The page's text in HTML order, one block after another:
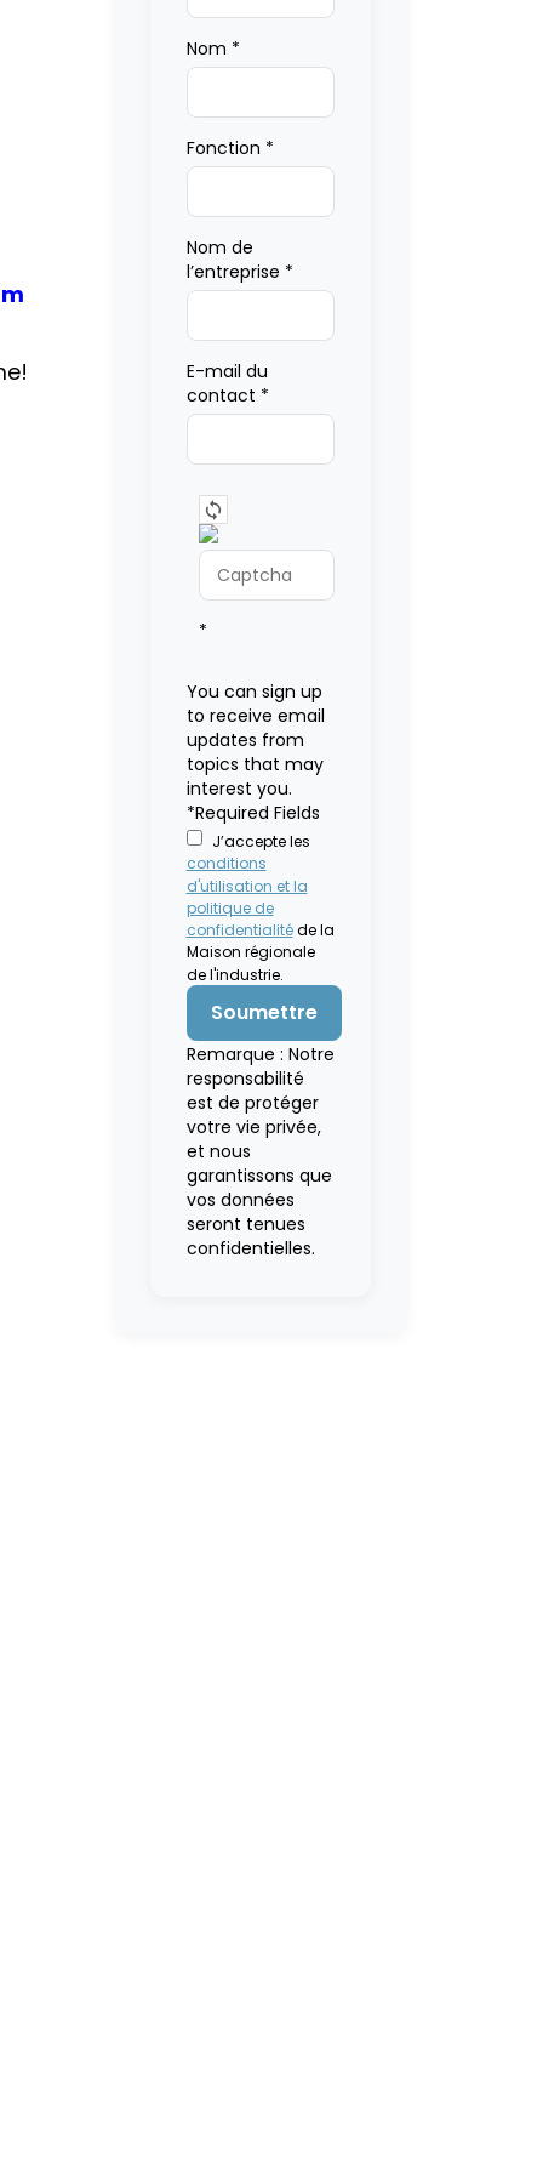
Nom *
Fonction *
Nom de
l’entreprise *
E-mail du
contact *
*
You can sign up
to receive email
updates from
topics that may
interest you.
*Required Fields
J’accepte les
conditions
d'utilisation et la
politique de
confidentialitéde la
Maison régionale
de l'industrie.
Remarque : Notre
responsabilité
est de protéger
votre vie privée,
et nous
garantissons que
vos données
seront tenues
confidentielles.